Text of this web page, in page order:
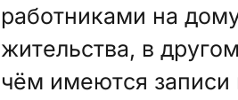
работниками на
жительства, в
чём имеются записи